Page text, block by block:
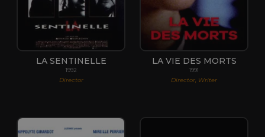
LA SENTINELLE
1992
Director
LA VIE DES MORTS
1991
Director, Writer